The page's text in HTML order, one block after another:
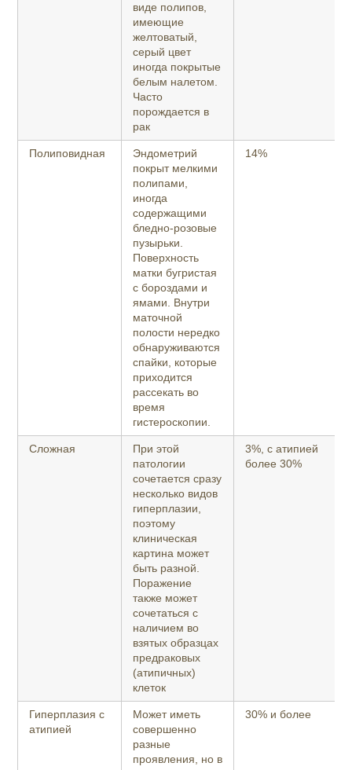
виде полипов,
имеющие
желтоватый,
серый цвет
иногда покрытые
белым налетом.
Часто
порождается в
рак
Полиповидная
Эндометрий
покрыт мелкими
полипами,
иногда
содержащими
бледно-розовые
пузырьки.
Поверхность
матки бугристая
с бороздами и
ямами. Внутри
маточной
полости нередко
обнаруживаются
спайки, которые
приходится
рассекать во
время
гистероскопии.
14%
Сложная
При этой
патологии
сочетается сразу
несколько видов
гиперплазии,
поэтому
клиническая
картина может
быть разной.
Поражение
также может
сочетаться с
наличием во
взятых образцах
предраковых
(атипичных)
клеток
3%, с атипией
более 30%
Гиперплазия с
атипией
Может иметь
совершенно
разные
проявления, но в
30% и более